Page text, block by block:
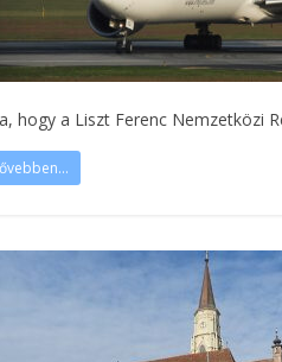
hogy a Liszt Ferenc Nemzetközi